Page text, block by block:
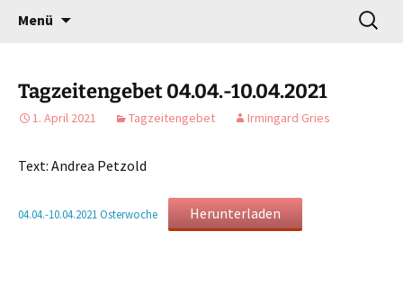
Willkommen!
Gottesdienst verändert
Menü
Suchen
nach:
Tagzeitengebet 04.04.-10.04.2021
1. April 2021 Tagzeitengebet Irmingard Gries
Text: Andrea Petzold
04.04.-10.04.2021 Osterwoche Herunterladen